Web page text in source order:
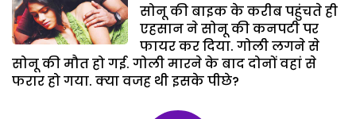
सोनू की बाइक के करीब पहुंचते ही
एहसान ने सोनू की कनपटी पर
फायर कर दिया. गोली लगने से
सोनू की मौत हो गई. गोली मारने के बाद दोनों वहां से
फरार हो गया. क्या वजह थी इसके पीछे?